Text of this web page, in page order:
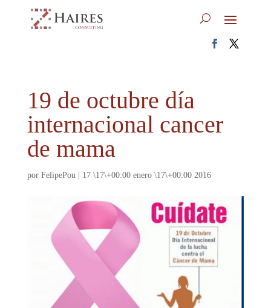
19 de octubre día
internacional cancer
de mama
por FelipePou 17 \17\+00:00 enero \17\+00:00 2016